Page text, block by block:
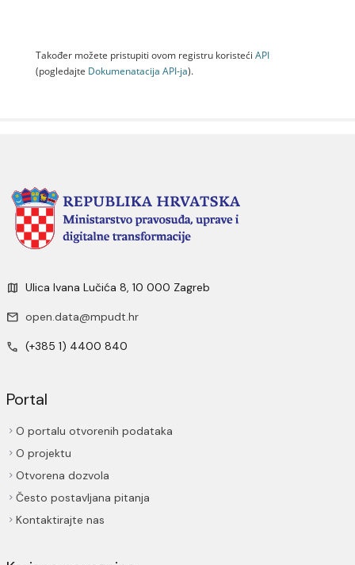
Također možete pristupiti ovom registru koristeći API
(pogledajte Dokumenаtаcijа API-jа).